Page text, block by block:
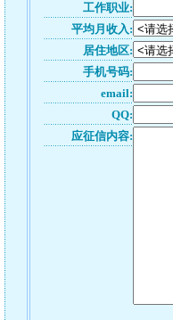
工作职业:
平均月收入:
居住地区:
手机号码:
email:
QQ:
应征信内容: